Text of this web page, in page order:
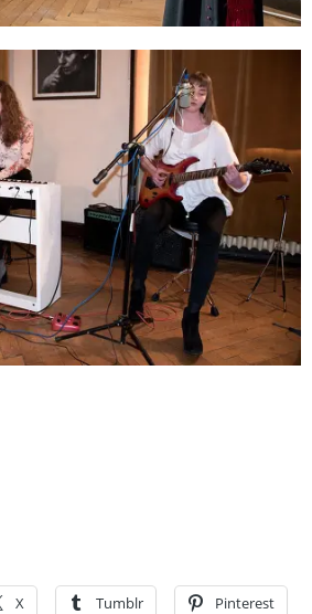
X Tumblr Pinterest